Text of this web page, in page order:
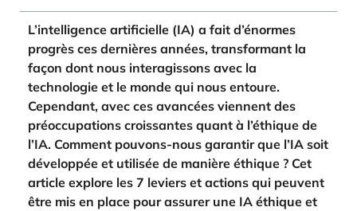
L’intelligence artificielle (IA) a fait d’énormes
progrès ces dernières années, transformant la
façon dont nous interagissons avec la
technologie et le monde qui nous entoure.
Cependant, avec ces avancées viennent des
préoccupations croissantes quant à l’éthique de
l’IA. Comment pouvons-nous garantir que l’IA soit
développée et utilisée de manière éthique ? Cet
article explore les 7 leviers et actions qui peuvent
être mis en place pour assurer une IA éthique et